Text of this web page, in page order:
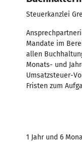
Steuerkanzlei
Mandate im
allen
Monats- und
Umsatzsteuer-
Fristen zum
1 Jahr und 6